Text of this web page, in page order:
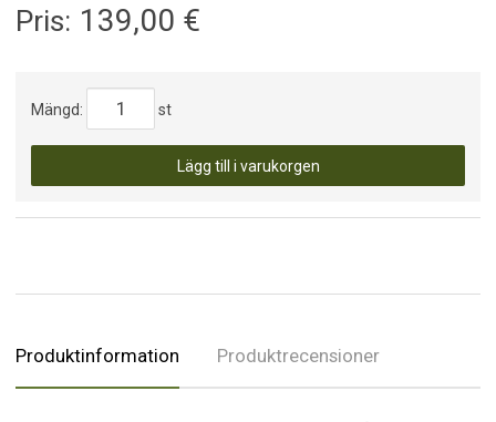
Pris: 139,00 €
Mängd: st
Lägg till i varukorgen
Produktinformation Produktrecensioner